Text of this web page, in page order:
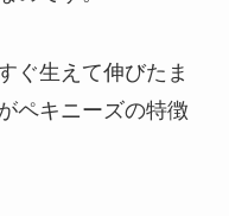
ぐ生えて伸びたま
ペキニーズの特徴